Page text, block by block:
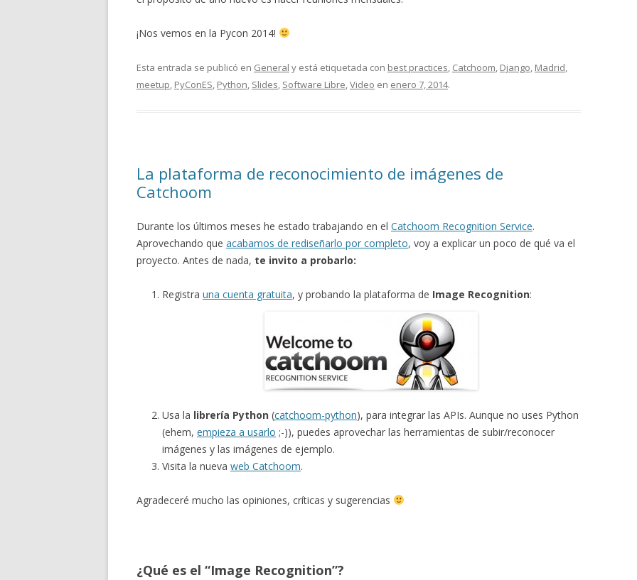
¡Nos vemos en la Pycon 2014!
Esta entrada se publicó en General y está etiquetada con best practices, Catchoom, Django, Madrid,
meetup, PyConES, Python, Slides, Software Libre,Video en enero 7, 2014.
La plataforma de reconocimiento de imágenes de
Catchoom
Durante los últimos meses he estado trabajando en el Catchoom Recognition Service.
Aprovechando que acabamos de rediseñarlo por completo, voy a explicar un poco de qué va el
proyecto. Antes de nada, te invito a probarlo:
Registra una cuenta gratuita, y probando la plataforma de Image Recognition:
Usa la librería Python (catchoom-python), para integrar las APIs. Aunque no uses Python
(ehem, empieza a usarlo ;-)), puedes aprovechar las herramientas de subir/reconocer
imágenes y las imágenes de ejemplo.
Visita la nueva web Catchoom.
Agradeceré mucho las opiniones, críticas y sugerencias
¿Qué es el “Image Recognition”?